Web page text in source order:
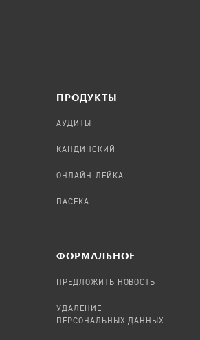
ПРОДУКТЫ
АУДИТЫ
КАНДИНСКИЙ
ОНЛАЙН-ЛЕЙКА
ПАСЕКА
ФОРМАЛЬНОЕ
ПРЕДЛОЖИТЬ НОВОСТЬ
УДАЛЕНИЕ
ПЕРСОНАЛЬНЫХ ДАННЫХ